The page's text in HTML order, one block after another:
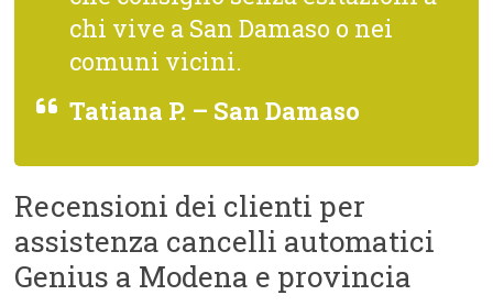
chi vive a San Damaso o nei
comuni vicini.
Tatiana P. – San Damaso
Recensioni dei clienti per
assistenza cancelli automatici
Genius a Modena e provincia